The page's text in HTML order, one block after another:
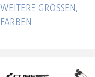
799,00 CHF
WEITERE GRÖSSEN, F
ARBEN